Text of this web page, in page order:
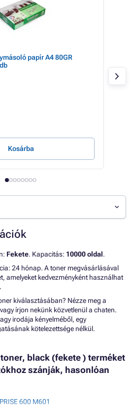
papír A4 80GR
Kosárba
Fekete. Kapacitás: 10000 oldal.
24 hónap. A toner megvásárlásával
amelyeket kedvezményként használhat
kiválasztásában? Nézze meg a
vagy írjon nekünk közvetlenül a chaten.
irodája kényelméből, egy
kötelezettsége nélkül.
toner, black (fekete ) terméket
szánják, hasonlóan
600 M601